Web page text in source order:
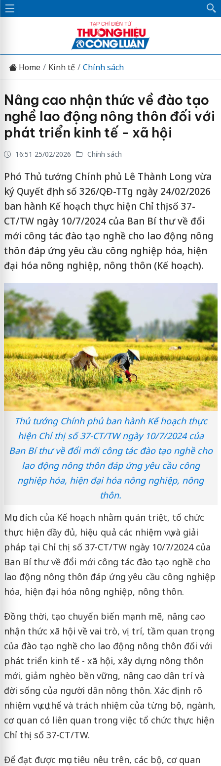
Home Kinh tế Chính sách
Nâng cao nhận thức về đào tạo
nghề lao động nông thôn đối với
phát triển kinh tế - xã hội
16:51 25/02/2026 Chính sách
Phó Thủ tướng Chính phủ Lê Thành Long vừa
ký Quyết định số 326/QĐ-TTg ngày 24/02/2026
ban hành Kế hoạch thực hiện Chỉ thị số 37-
CT/TW ngày 10/7/2024 của Ban Bí thư về đổi
mới công tác đào tạo nghề cho lao động nông
thôn đáp ứng yêu cầu công nghiệp hóa, hiện
đại hóa nông nghiệp, nông thôn (Kế hoạch).
Thủ tướng Chính phủ ban hành Kế hoạch thực
hiện Chỉ thị số 37-CT/TW ngày 10/7/2024 của
Ban Bí thư về đổi mới công tác đào tạo nghề cho
lao động nông thôn đáp ứng yêu cầu công
nghiệp hóa, hiện đại hóa nông nghiệp, nông
thôn.
Mục đích của Kế hoạch nhằm quán triệt, tổ chức
thực hiện đầy đủ, hiệu quả các nhiệm vụ và giải
pháp tại Chỉ thị số 37-CT/TW ngày 10/7/2024 của
Ban Bí thư về đổi mới công tác đào tạo nghề cho
lao động nông thôn đáp ứng yêu cầu công nghiệp
hóa, hiện đại hóa nông nghiệp, nông thôn.
Đồng thời, tạo chuyển biến mạnh mẽ, nâng cao
nhận thức xã hội về vai trò, vị trí, tầm quan trọng
của đào tạo nghề cho lao động nông thôn đối với
phát triển kinh tế - xã hội, xây dựng nông thôn
mới, giảm nghèo bền vững, nâng cao dân trí và
đời sống của người dân nông thôn. Xác định rõ
nhiệm vụ cụ thể và trách nhiệm của từng bộ, ngành,
cơ quan có liên quan trong việc tổ chức thực hiện
Chỉ thị số 37-CT/TW.
Để đạt được mục tiêu nêu trên, các bộ, cơ quan